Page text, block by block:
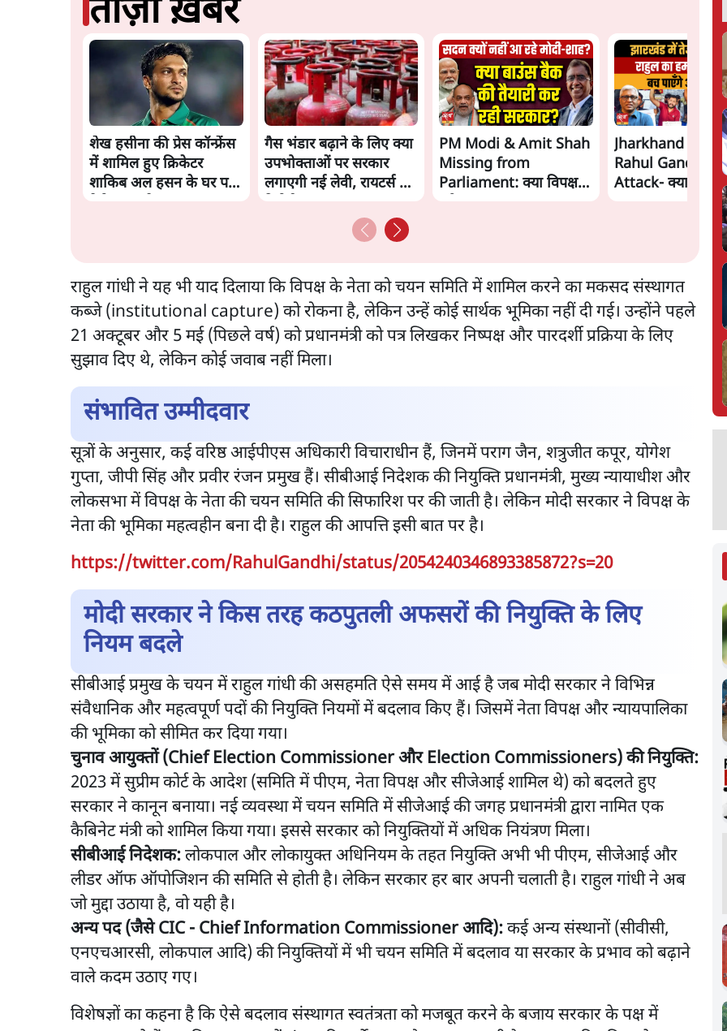
ताज़ा ख़बरें
शेख हसीना की प्रेस कॉन्फ्रेंस
में शामिल हुए क्रिकेटर
शाकिब अल हसन के घर पर
गैस भंडार बढ़ाने के लिए क्या
उपभोक्ताओं पर सरकार
लगाएगी नई लेवी, रायटर्स की
PM Modi & Amit Shah
Missing from
Parliament: क्या विपक्ष से
Jharkhand
Rahul Gandhi's
Attack- क्या घिर
Ashutosh Ki
राहुल गांधी ने यह भी याद दिलाया कि विपक्ष के नेता को चयन समिति में शामिल करने का मकसद संस्थागत
कब्जे (institutional capture) को रोकना है, लेकिन उन्हें कोई सार्थक भूमिका नहीं दी गई। उन्होंने पहले
21 अक्टूबर और 5 मई (पिछले वर्ष) को प्रधानमंत्री को पत्र लिखकर निष्पक्ष और पारदर्शी प्रक्रिया के लिए
सुझाव दिए थे, लेकिन कोई जवाब नहीं मिला।
संभावित उम्मीदवार
सूत्रों के अनुसार, कई वरिष्ठ आईपीएस अधिकारी विचाराधीन हैं, जिनमें पराग जैन, शत्रुजीत कपूर, योगेश
गुप्ता, जीपी सिंह और प्रवीर रंजन प्रमुख हैं। सीबीआई निदेशक की नियुक्ति प्रधानमंत्री, मुख्य न्यायाधीश और
लोकसभा में विपक्ष के नेता की चयन समिति की सिफारिश पर की जाती है। लेकिन मोदी सरकार ने विपक्ष के
नेता की भूमिका महत्वहीन बना दी है। राहुल की आपत्ति इसी बात पर है।
https://twitter.com/RahulGandhi/status/2054240346893385872?s=20
मोदी सरकार ने किस तरह कठपुतली अफसरों की नियुक्ति के लिए
नियम बदले
सीबीआई प्रमुख के चयन में राहुल गांधी की असहमति ऐसे समय में आई है जब मोदी सरकार ने विभिन्न
संवैधानिक और महत्वपूर्ण पदों की नियुक्ति नियमों में बदलाव किए हैं। जिसमें नेता विपक्ष और न्यायपालिका
की भूमिका को सीमित कर दिया गया।
चुनाव आयुक्तों (Chief Election Commissioner और Election Commissioners) की नियुक्ति:
2023 में सुप्रीम कोर्ट के आदेश (समिति में पीएम, नेता विपक्ष और सीजेआई शामिल थे) को बदलते हुए
सरकार ने कानून बनाया। नई व्यवस्था में चयन समिति में सीजेआई की जगह प्रधानमंत्री द्वारा नामित एक
कैबिनेट मंत्री को शामिल किया गया। इससे सरकार को नियुक्तियों में अधिक नियंत्रण मिला।
सीबीआई निदेशक:लोकपाल और लोकायुक्त अधिनियम के तहत नियुक्ति अभी भी पीएम, सीजेआई और
लीडर ऑफ ऑपोजिशन की समिति से होती है। लेकिन सरकार हर बार अपनी चलाती है। राहुल गांधी ने अब
जो मुद्दा उठाया है, वो यही है।
अन्य पद (जैसे CIC - Chief Information Commissioner आदि):कई अन्य संस्थानों (सीवीसी,
एनएचआरसी, लोकपाल आदि) की नियुक्तियों में भी चयन समिति में बदलाव या सरकार के प्रभाव को बढ़ाने
वाले कदम उठाए गए।
विशेषज्ञों का कहना है कि ऐसे बदलाव संस्थागत स्वतंत्रता को मजबूत करने के बजाय सरकार के पक्ष में